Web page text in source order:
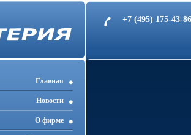
+7 (495) 175-43-
Главная
Новости
О фирме